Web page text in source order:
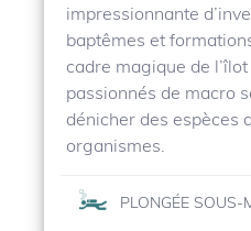
impressionnante
baptêmes et
cadre magique de
passionnés de macro
dénicher des espèces
organismes.
PLONGÉE SOUS-